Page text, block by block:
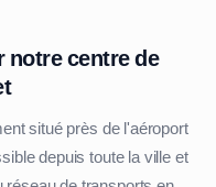
centre de
situé près de l'aéroport
depuis toute la ville et